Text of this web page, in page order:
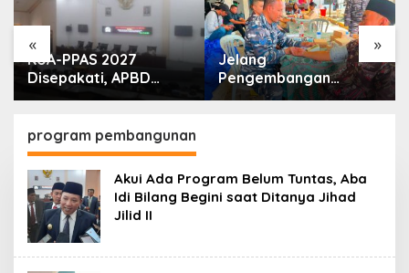
« »
KUA-PPAS 2027
Disepakati, APBD
Sampang Defisit Rp
Jelang
Pengembangan
Lapangan Hidayah,
program pembangunan
Akui Ada Program Belum Tuntas, Aba
Idi Bilang Begini saat Ditanya Jihad
Jilid II